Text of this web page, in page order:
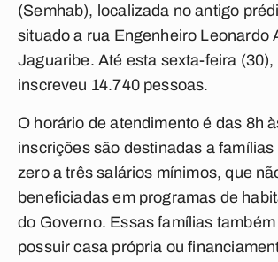
(Semhab), localizada no antigo
situado a rua Engenheiro Leonardo
Jaguaribe. Até esta sexta-feira (30),
inscreveu 14.740 pessoas.
O horário de atendimento é das 8h
inscrições são destinadas a famílias
zero a três salários mínimos, que
beneficiadas em programas de
do Governo. Essas famílias
possuir casa própria ou